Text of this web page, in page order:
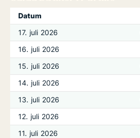
Datum
17. juli 2026
16. juli 2026
15. juli 2026
14. juli 2026
13. juli 2026
12. juli 2026
11. juli 2026